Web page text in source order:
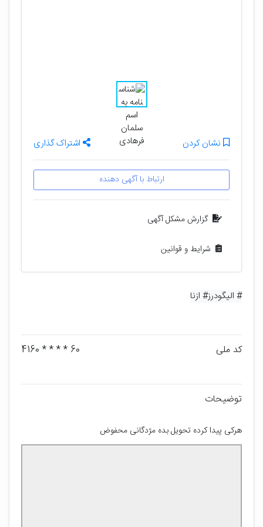
نشان کردن اشتراک گذاری
ارتباط با آگهی دهنده
گزارش مشکل آگهی
شرایط و قوانین
# الیگودرز# ازنا
کد ملی 60 * * * * 4160
توضیحات
هرکی پیدا کرده تحویل بده مژدگانی محفوض